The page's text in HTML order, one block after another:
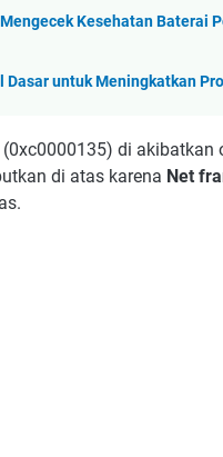
Kesehatan Baterai
Dasar untuk Meningkatkan
(0xc0000135) di akibatkan
di atas karena Net